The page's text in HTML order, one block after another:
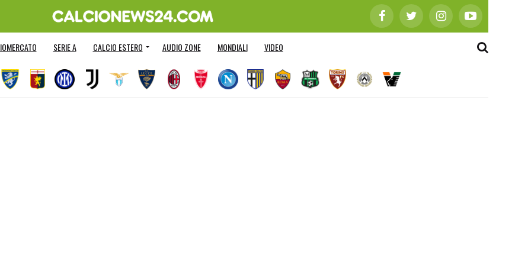
SERIE A CALCIO ESTERO AUDIO ZONE MONDIALI VIDEO